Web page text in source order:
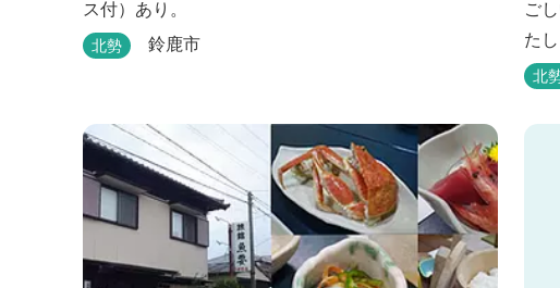
ス付）あり。
北勢 鈴鹿市
ご
た
ス
し
北